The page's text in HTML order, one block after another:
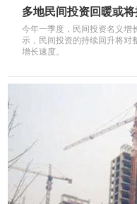
多地民间投资回暖或
今年一季度，民间投资名义增
示，民间投资的持续回升将对
增长速度。